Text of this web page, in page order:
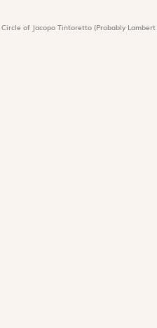
Circle of Jacopo Tintoretto (Probably